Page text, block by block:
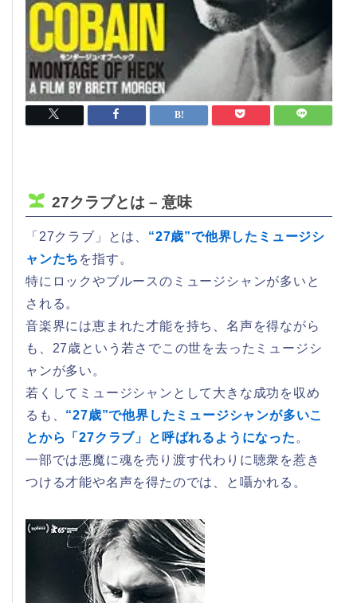
27クラブとは – 意味
「27クラブ」とは、 “27歳”で他界したミュージシ
ャンたち を指す。
特にロックやブルースのミュージシャンが多いと
される。
音楽界には恵まれた才能を持ち、名声を得ながら
も、27歳という若さでこの世を去ったミュージシ
ャンが多い。
若くしてミュージシャンとして大きな成功を収め
るも、 “27歳”で他界したミュージシャンが多いこ
とから「27クラブ」と呼ばれるようになった 。
一部では悪魔に魂を売り渡す代わりに聴衆を惹き
つける才能や名声を得たのでは、と囁かれる。